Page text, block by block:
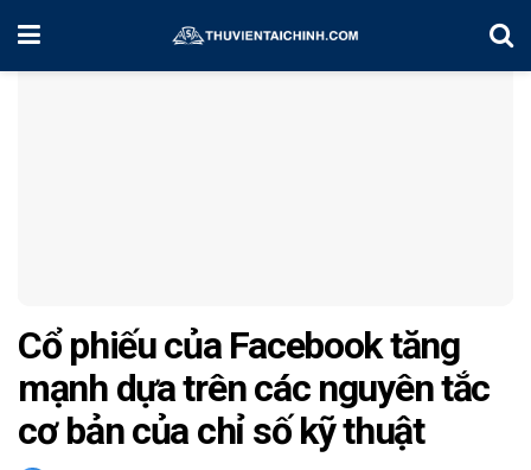
Home Chiến Lược Đầu Tư
Cổ phiếu của Facebook tăng
mạnh dựa trên các nguyên tắc
cơ bản của chỉ số kỹ thuật